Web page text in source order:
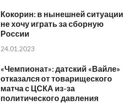
Кокорин: в нынешней ситуации
не хочу играть за сборную
России
24.01.2023
«Чемпионат»: датский «Вайле»
отказался от товарищеского
матча с ЦСКА из-за
политического давления